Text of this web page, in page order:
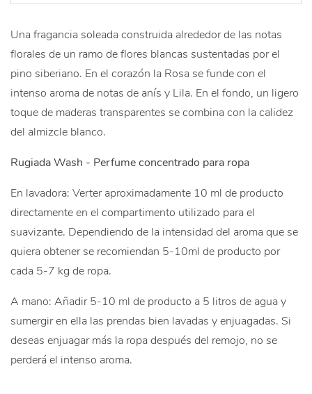
Una fragancia soleada construida alrededor de las notas
florales de un ramo de flores blancas sustentadas por el
pino siberiano. En el corazón la Rosa se funde con el
intenso aroma de notas de anís y Lila. En el fondo, un ligero
toque de maderas transparentes se combina con la calidez
del almizcle blanco.
Rugiada Wash - Perfume concentrado para ropa
En lavadora: Verter aproximadamente 10 ml de producto
directamente en el compartimento utilizado para el
suavizante. Dependiendo de la intensidad del aroma que se
quiera obtener se recomiendan 5-10ml de producto por
cada 5-7 kg de ropa.
A mano: Añadir 5-10 ml de producto a 5 litros de agua y
sumergir en ella las prendas bien lavadas y enjuagadas. Si
deseas enjuagar más la ropa después del remojo, no se
perderá el intenso aroma.